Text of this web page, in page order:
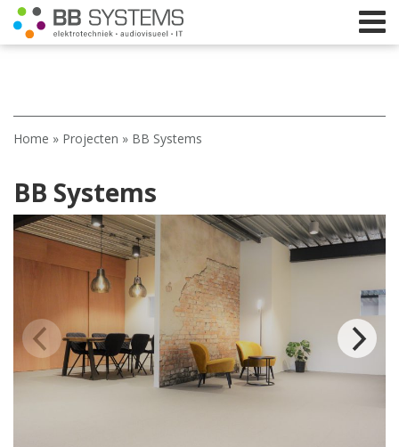
Home
Geluid
Elektrotechniek
IT
Webshop
050 – 54 91 662
Home » Projecten » BB Systems
BB Systems